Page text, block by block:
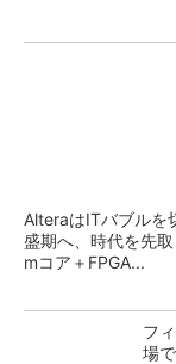
AlteraはITバブルを
盛期へ、時代を先
mコア＋FPGA...
フ
場